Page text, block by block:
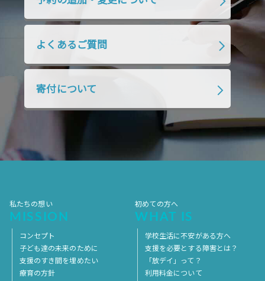
2018年7月 2018年6月
2018年4月 2018年3月 2018年2月
2018年1月 2017年12月
2017年10月 2017年9月 2017年8月
2017年5月
2017年4月
よくあるご質問
寄付について
私たちの想い
MISSION
コンセプト
子ども達の未来のために
支援のすき間を埋めたい
療育の方針
初めての方へ
WHAT IS
学校生活に不安がある方へ
支援を必要とする障害とは？
「放デイ」って？
利用料金について